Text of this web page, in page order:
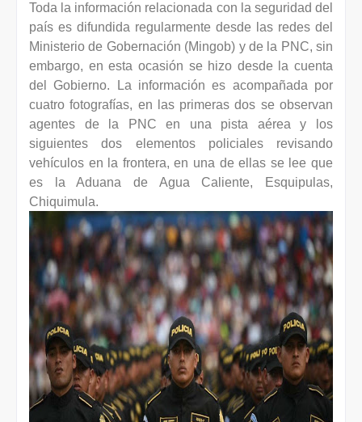
Toda la información relacionada con la seguridad del
país es difundida regularmente desde las redes del
Ministerio de Gobernación (Mingob) y de la PNC, sin
embargo, en esta ocasión se hizo desde la cuenta
del Gobierno. La información es acompañada por
cuatro fotografías, en las primeras dos se observan
agentes de la PNC en una pista aérea y los
siguientes dos elementos policiales revisando
vehículos en la frontera, en una de ellas se lee que
es la Aduana de Agua Caliente, Esquipulas,
Chiquimula.